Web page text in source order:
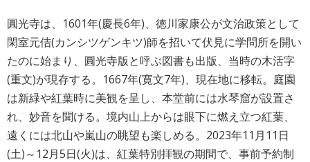
圓光寺は、1601年(慶長6年)、徳川家康公が文治政策として
閑室元佶(カンシツゲンキツ)師を招いて伏見に学問所を開い
たのに始まり、圓光寺版と呼ぶ図書も出版、当時の木活字
(重文)が現存する。1667年(寛文7年)、現在地に移転。庭園
は新緑や紅葉時に美観を呈し、本堂前には水琴窟が設置さ
れ、妙音を聞ける。境内山上からは眼下に燃え立つ紅葉、
遠くには北山や嵐山の眺望も楽しめる。2023年11月11日
(土)～12月5日(火)は、紅葉特別拝観の期間で、事前予約制